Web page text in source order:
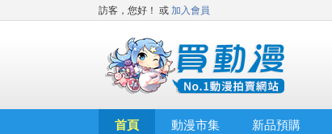
訪客，您好！ 或 加入會員
首頁 動漫市集 新品預購